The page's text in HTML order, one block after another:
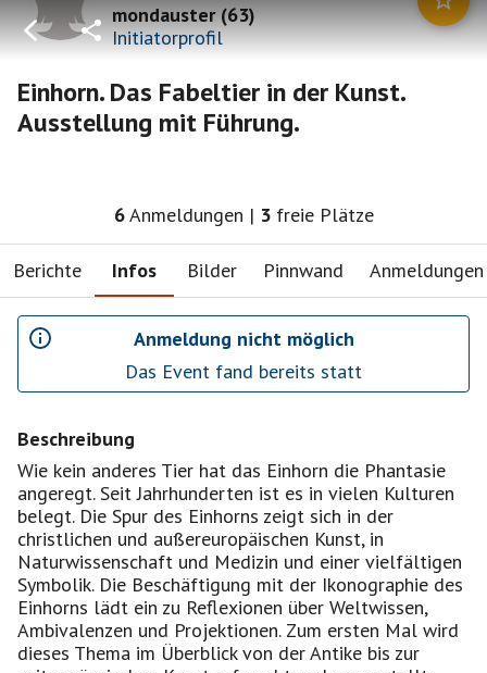
mondauster(63)
Initiatorprofil
Einhorn. Das Fabeltier in der Kunst.
Ausstellung mit Führung.
6Anmeldungen | 3 freie Plätze
Berichte Infos Bilder Pinnwand Anmeldungen
Anmeldung nicht möglich
Das Event fand bereits statt
Beschreibung
Wie kein anderes Tier hat das Einhorn die Phantasie
angeregt. Seit Jahrhunderten ist es in vielen Kulturen
belegt. Die Spur des Einhorns zeigt sich in der
christlichen und außereuropäischen Kunst, in
Naturwissenschaft und Medizin und einer vielfältigen
Symbolik. Die Beschäftigung mit der Ikonographie des
Einhorns lädt ein zu Reflexionen über Weltwissen,
Ambivalenzen und Projektionen. Zum ersten Mal wird
dieses Thema im Überblick von der Antike bis zur